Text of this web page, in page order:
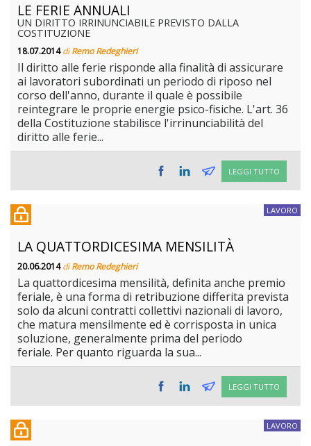
LE FERIE ANNUALI
UN DIRITTO IRRINUNCIABILE PREVISTO DALLA
COSTITUZIONE
18.07.2014diRemo Redeghieri
Il diritto alle ferie risponde alla finalità di assicurare
ai lavoratori subordinati un periodo di riposo nel
corso dell'anno, durante il quale è possibile
reintegrare le proprie energie psico-fisiche. L'art. 36
della Costituzione stabilisce l'irrinunciabilità del
diritto alle ferie...
LEGGI TUTTO
LAVORO
LA QUATTORDICESIMA MENSILITÀ
20.06.2014diRemo Redeghieri
La quattordicesima mensilità, definita anche premio
feriale, è una forma di retribuzione differita prevista
solo da alcuni contratti collettivi nazionali di lavoro,
che matura mensilmente ed è corrisposta in unica
soluzione, generalmente prima del periodo
feriale. Per quanto riguarda la sua...
LEGGI TUTTO
LAVORO